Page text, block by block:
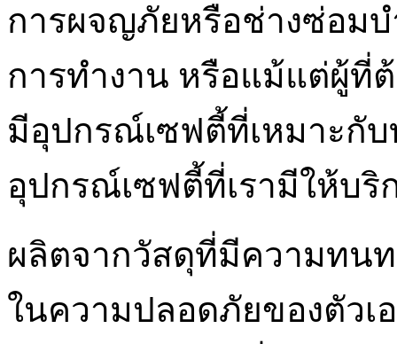
การผจญภัยหรือช่างซ่อม
การทำงาน หรือแม้แต่ผู้ที่
มีอุปกรณ์เซฟตี้ที่เหมาะกั
อุปกรณ์เซฟตี้ที่เรามีให้บ
ผลิตจากวัสดุที่มีความทน
ในความปลอดภัยของตัวเ